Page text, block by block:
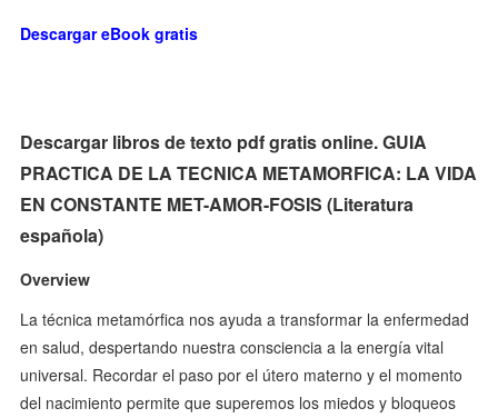
Descargar eBook gratis
Descargar libros de texto pdf gratis online. GUIA
PRACTICA DE LA TECNICA METAMORFICA: LA VIDA
EN CONSTANTE MET-AMOR-FOSIS (Literatura
española)
Overview
La técnica metamórfica nos ayuda a transformar la enfermedad
en salud, despertando nuestra consciencia a la energía vital
universal. Recordar el paso por el útero materno y el momento
del nacimiento permite que superemos los miedos y bloqueos